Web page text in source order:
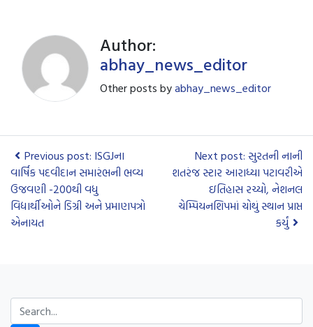
Author:
abhay_news_editor
Other posts byabhay_news_editor
Previous post: ISGJના
વાર્ષિક પદવીદાન સમારંભની ભવ્ય
ઉજવણી -200થી વધુ
વિદ્યાર્થીઓને ડિગ્રી અને પ્રમાણપત્રો
એનાયત
Next post: સુરતની નાની
શતરંજ સ્ટાર આરાધ્યા પટાવરીએ
ઇતિહાસ રચ્યો, નેશનલ
ચેમ્પિયનશિપમાં ચોથું સ્થાન પ્રાપ્ત
કર્યું